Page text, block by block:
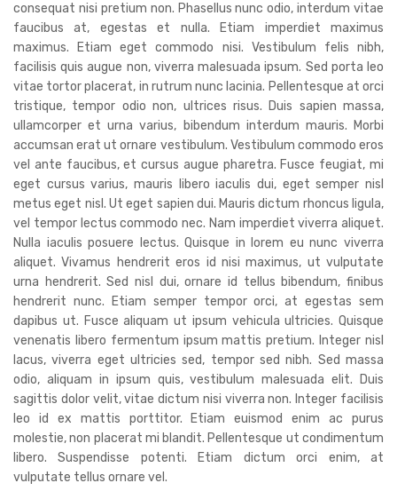
consequat nisi pretium non. Phasellus nunc odio, interdum vitae
faucibus at, egestas et nulla. Etiam imperdiet maximus
maximus. Etiam eget commodo nisi. Vestibulum felis nibh,
facilisis quis augue non, viverra malesuada ipsum. Sed porta leo
vitae tortor placerat, in rutrum nunc lacinia. Pellentesque at orci
tristique, tempor odio non, ultrices risus. Duis sapien massa,
ullamcorper et urna varius, bibendum interdum mauris. Morbi
accumsan erat ut ornare vestibulum. Vestibulum commodo eros
vel ante faucibus, et cursus augue pharetra. Fusce feugiat, mi
eget cursus varius, mauris libero iaculis dui, eget semper nisl
metus eget nisl. Ut eget sapien dui. Mauris dictum rhoncus ligula,
vel tempor lectus commodo nec. Nam imperdiet viverra aliquet.
Nulla iaculis posuere lectus. Quisque in lorem eu nunc viverra
aliquet. Vivamus hendrerit eros id nisi maximus, ut vulputate
urna hendrerit. Sed nisl dui, ornare id tellus bibendum, finibus
hendrerit nunc. Etiam semper tempor orci, at egestas sem
dapibus ut. Fusce aliquam ut ipsum vehicula ultricies. Quisque
venenatis libero fermentum ipsum mattis pretium. Integer nisl
lacus, viverra eget ultricies sed, tempor sed nibh. Sed massa
odio, aliquam in ipsum quis, vestibulum malesuada elit. Duis
sagittis dolor velit, vitae dictum nisi viverra non. Integer facilisis
leo id ex mattis porttitor. Etiam euismod enim ac purus
molestie, non placerat mi blandit. Pellentesque ut condimentum
libero. Suspendisse potenti. Etiam dictum orci enim, at
vulputate tellus ornare vel.